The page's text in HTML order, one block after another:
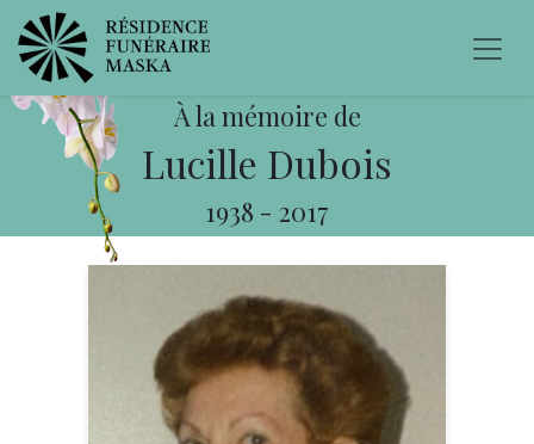
À la mémoire de
Lucille Dubois
1938 - 2017